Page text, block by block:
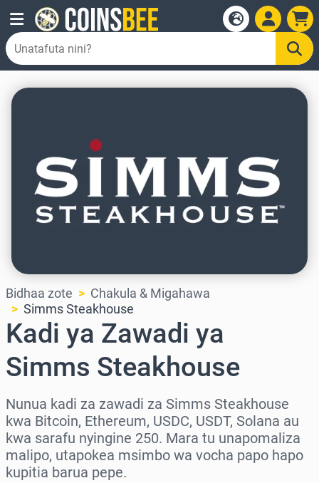
Bidhaa zote
Chakula & Migahawa
Simms Steakhouse
Kadi ya Zawadi ya
Simms Steakhouse
Nunua kadi za zawadi za Simms Steakhouse
kwa Bitcoin, Ethereum, USDC, USDT, Solana au
kwa sarafu nyingine 250. Mara tu unapomaliza
malipo, utapokea msimbo wa vocha papo hapo
kupitia barua pepe.